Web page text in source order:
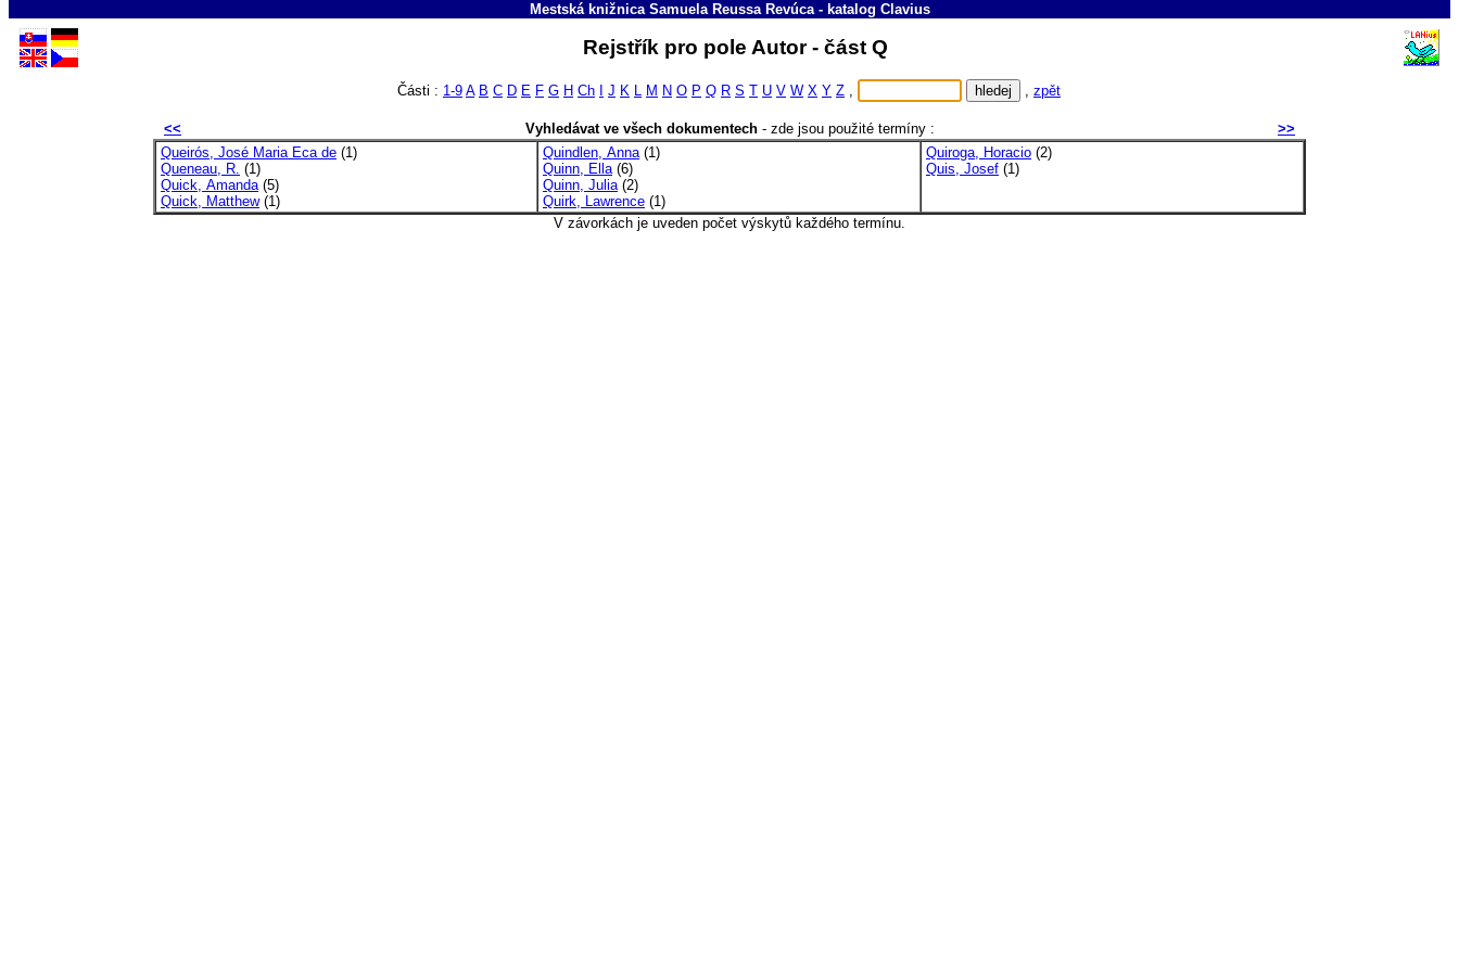
Mestská knižnica Samuela Reussa Revúca- katalog Clavius
Rejstřík pro pole Autor - část Q
Části : 1-9 A B C D E F G H Ch J K L M N O P Q R S T U V W X Y Z , , zpět
<< Vyhledávat ve všech dokumentech - zde jsou použité termíny :
>>
Queirós, José Maria Eca de (1)
Queneau, R. (1)
Quick, Amanda(5)
Quick, Matthew(1)
Quindlen, Anna(1)
Quinn, Ella(6)
Quinn, Julia(2)
Quirk, Lawrence (1)
Quiroga, Horacio (2)
Quis, Josef (1)
V závorkách je uveden počet výskytů každého termínu.